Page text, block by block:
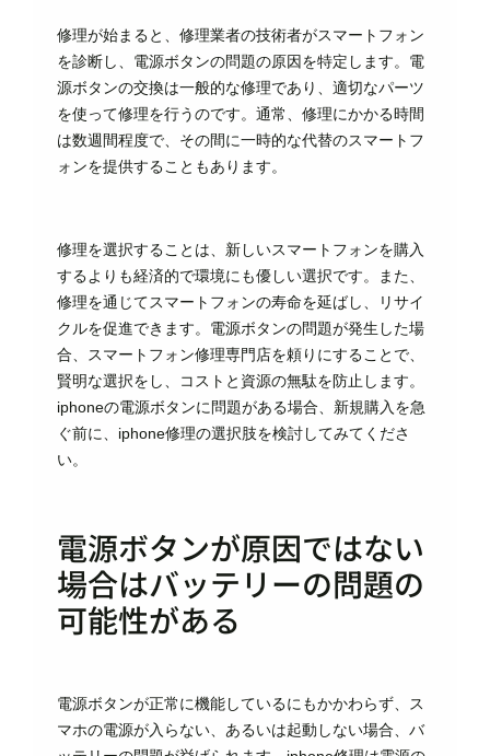
修理が始まると、修理業者の技術者がスマートフォン
を診断し、電源ボタンの問題の原因を特定します。電
源ボタンの交換は一般的な修理であり、適切なパーツ
を使って修理を行うのです。通常、修理にかかる時間
は数週間程度で、その間に一時的な代替のスマートフ
ォンを提供することもあります。
修理を選択することは、新しいスマートフォンを購入
するよりも経済的で環境にも優しい選択です。また、
修理を通じてスマートフォンの寿命を延ばし、リサイ
クルを促進できます。電源ボタンの問題が発生した場
合、スマートフォン修理専門店を頼りにすることで、
賢明な選択をし、コストと資源の無駄を防止します。
iphoneの電源ボタンに問題がある場合、新規購入を急
ぐ前に、iphone修理の選択肢を検討してみてくださ
い。
電源ボタンが原因ではない
場合はバッテリーの問題の
可能性がある
電源ボタンが正常に機能しているにもかかわらず、ス
マホの電源が入らない、あるいは起動しない場合、バ